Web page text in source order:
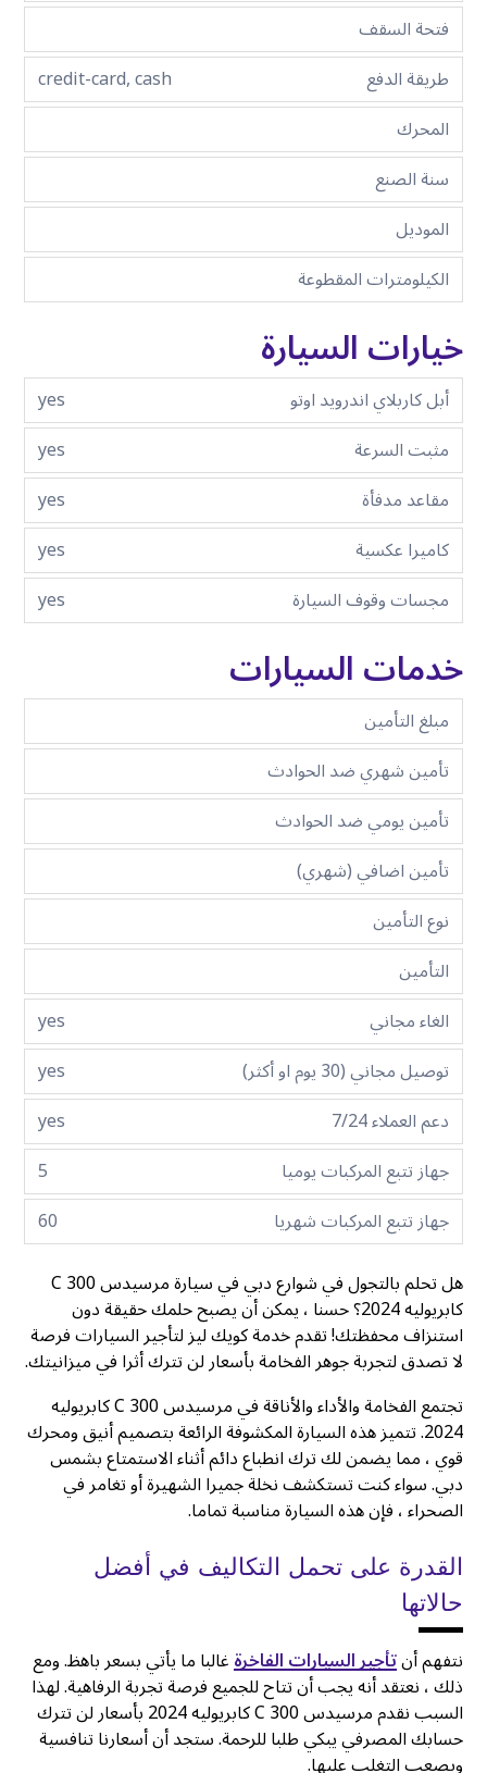
فتحة السقف
طريقة الدفع
credit-card, cash
المحرك
سنة الصنع
الموديل
الكيلومترات المقطوعة
خيارات السيارة
أبل كاربلاي اندرويد اوتو
yes
مثبت السرعة
yes
مقاعد مدفأة
yes
كاميرا عكسية
yes
مجسات وقوف السيارة
yes
خدمات السيارات
مبلغ التأمين
تأمين شهري ضد الحوادث
تأمين يومي ضد الحوادث
تأمين اضافي (شهري)
نوع التأمين
التأمين
الغاء مجاني
yes
توصيل مجاني (30 يوم او أكثر)
yes
دعم العملاء 7/24
yes
جهاز تتبع المركبات يوميا
5
جهاز تتبع المركبات شهريا
60
هل تحلم بالتجول في شوارع دبي في سيارة مرسيدس C 300
كابريوليه 2024؟ حسنا ، يمكن أن يصبح حلمك حقيقة دون
استنزاف محفظتك! تقدم خدمة كويك ليز لتأجير السيارات فرصة
لا تصدق لتجربة جوهر الفخامة بأسعار لن تترك أثرا في ميزانيتك.
تجتمع الفخامة والأداء والأناقة في مرسيدس C 300 كابريوليه
2024. تتميز هذه السيارة المكشوفة الرائعة بتصميم أنيق ومحرك
قوي ، مما يضمن لك ترك انطباع دائم أثناء الاستمتاع بشمس
دبي. سواء كنت تستكشف نخلة جميرا الشهيرة أو تغامر في
الصحراء ، فإن هذه السيارة مناسبة تماما.
القدرة على تحمل التكاليف في أفضل
حالاتها
نتفهم أنتأجير السيارات الفاخرةغالبا ما يأتي بسعر باهظ. ومع
ذلك ، نعتقد أنه يجب أن تتاح للجميع فرصة تجربة الرفاهية. لهذا
السبب نقدم مرسيدس C 300 كابريوليه 2024 بأسعار لن تترك
حسابك المصرفي يبكي طلبا للرحمة. ستجد أن أسعارنا تنافسية
ويصعب التغلب عليها.